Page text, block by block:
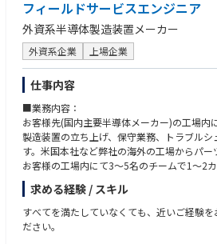
メーカーからも評価を受けており、半導体
o.1のマーケットシェアを持っています。当
へと導いたもの、それは、お客様のニーズに
提供できる「最先端の技術力」に加えて、ボ
ークです。多様な文化やバックグラウンド
アや意見を尊重し、チームとしてひとつの目
端技術やイノベーションを生み出してきまし
要求に応えるために、日本国内のエンジニア
他の拠点のエンジニアとチームを組む、ある
拠点のプロジェクトに参加することもありま
2) 機械または電気の業務経験をお持ちの方
3) Management及び Project管理能力尚可
4) 会社の経営方針等を理解し、実践できる方
5) ラム装置の知識をお持ちの方尚可
6) 部署・年齢など壁なく積極的に国内(社内
ョンをとれる方
7) 英語コミュニケーションスキル（目安
8) お互いを尊重するチームワークを持つ方
9) ⾃分から積極的に⾏動できる方
10) 取引先との問い合わせや折衝、手続き、
験をお持ちの方尚可
フィールドサービスエンジニア
外資系半導体製造装置メーカー
外資系企業 上場企業
仕事内容
■業務内容：
お客様先(国内主要半導体メーカー)の工場内
製造装置の立ち上げ、保守業務、トラブル
す。米国本社など弊社の海外の工場からパ
お客様の工場内にて3～5名のチームで1～2
セッティング(組立て)、基本性能の評価テス
ローを行います。更に保守業務では定期メン
ラブル対応を行い、不具合発生時には、あ
し、的確なソリューションを提供します。
求める経験 / スキル
すべてを満たしていなくても、近いご経験
ださい。